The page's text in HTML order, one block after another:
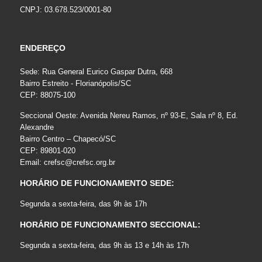
CNPJ: 03.678.523/0001-80
ENDEREÇO
Sede: Rua General Eurico Gaspar Dutra, 668
Bairro Estreito - Florianópolis/SC
CEP: 88075-100
Seccional Oeste: Avenida Nereu Ramos, nº 93-E, Sala nº 8, Ed.
Alexandre
Bairro Centro – Chapecó/SC
CEP: 89801-020
Email: crefsc@crefsc.org.br
HORÁRIO DE FUNCIONAMENTO SEDE:
Segunda a sexta-feira, das 9h às 17h
HORÁRIO DE FUNCIONAMENTO SECCIONAL:
Segunda a sexta-feira, das 9h às 13 e 14h às 17h